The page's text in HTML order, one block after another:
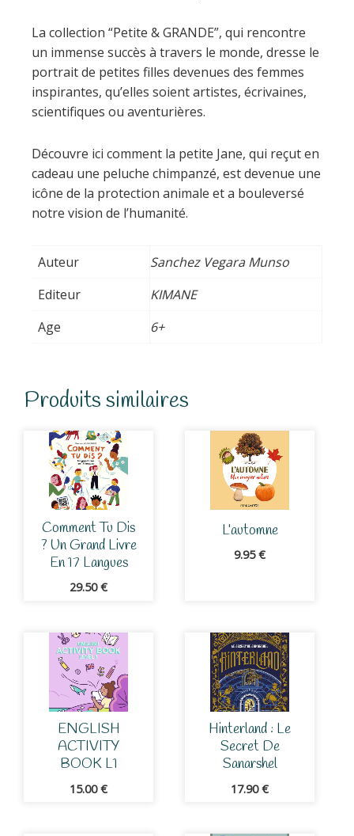
Goodall
La collection “Petite & GRANDE”, qui rencontre
un immense succès à travers le monde, dresse le
portrait de petites filles devenues des femmes
inspirantes, qu’elles soient artistes, écrivaines,
scientifiques ou aventurières.
Découvre ici comment la petite Jane, qui reçut en
cadeau une peluche chimpanzé, est devenue une
icône de la protection animale et a bouleversé
notre vision de l’humanité.
Auteur
Sanchez Vegara Munso
Editeur
KIMANE
Age
6+
Produits similaires
Comment Tu Dis
? Un Grand Livre
En 17 Langues
29.50€
L’automne
9.95€
ENGLISH
ACTIVITY
BOOK L1
15.00€
Hinterland : Le
Secret De
Sanarshel
17.90€